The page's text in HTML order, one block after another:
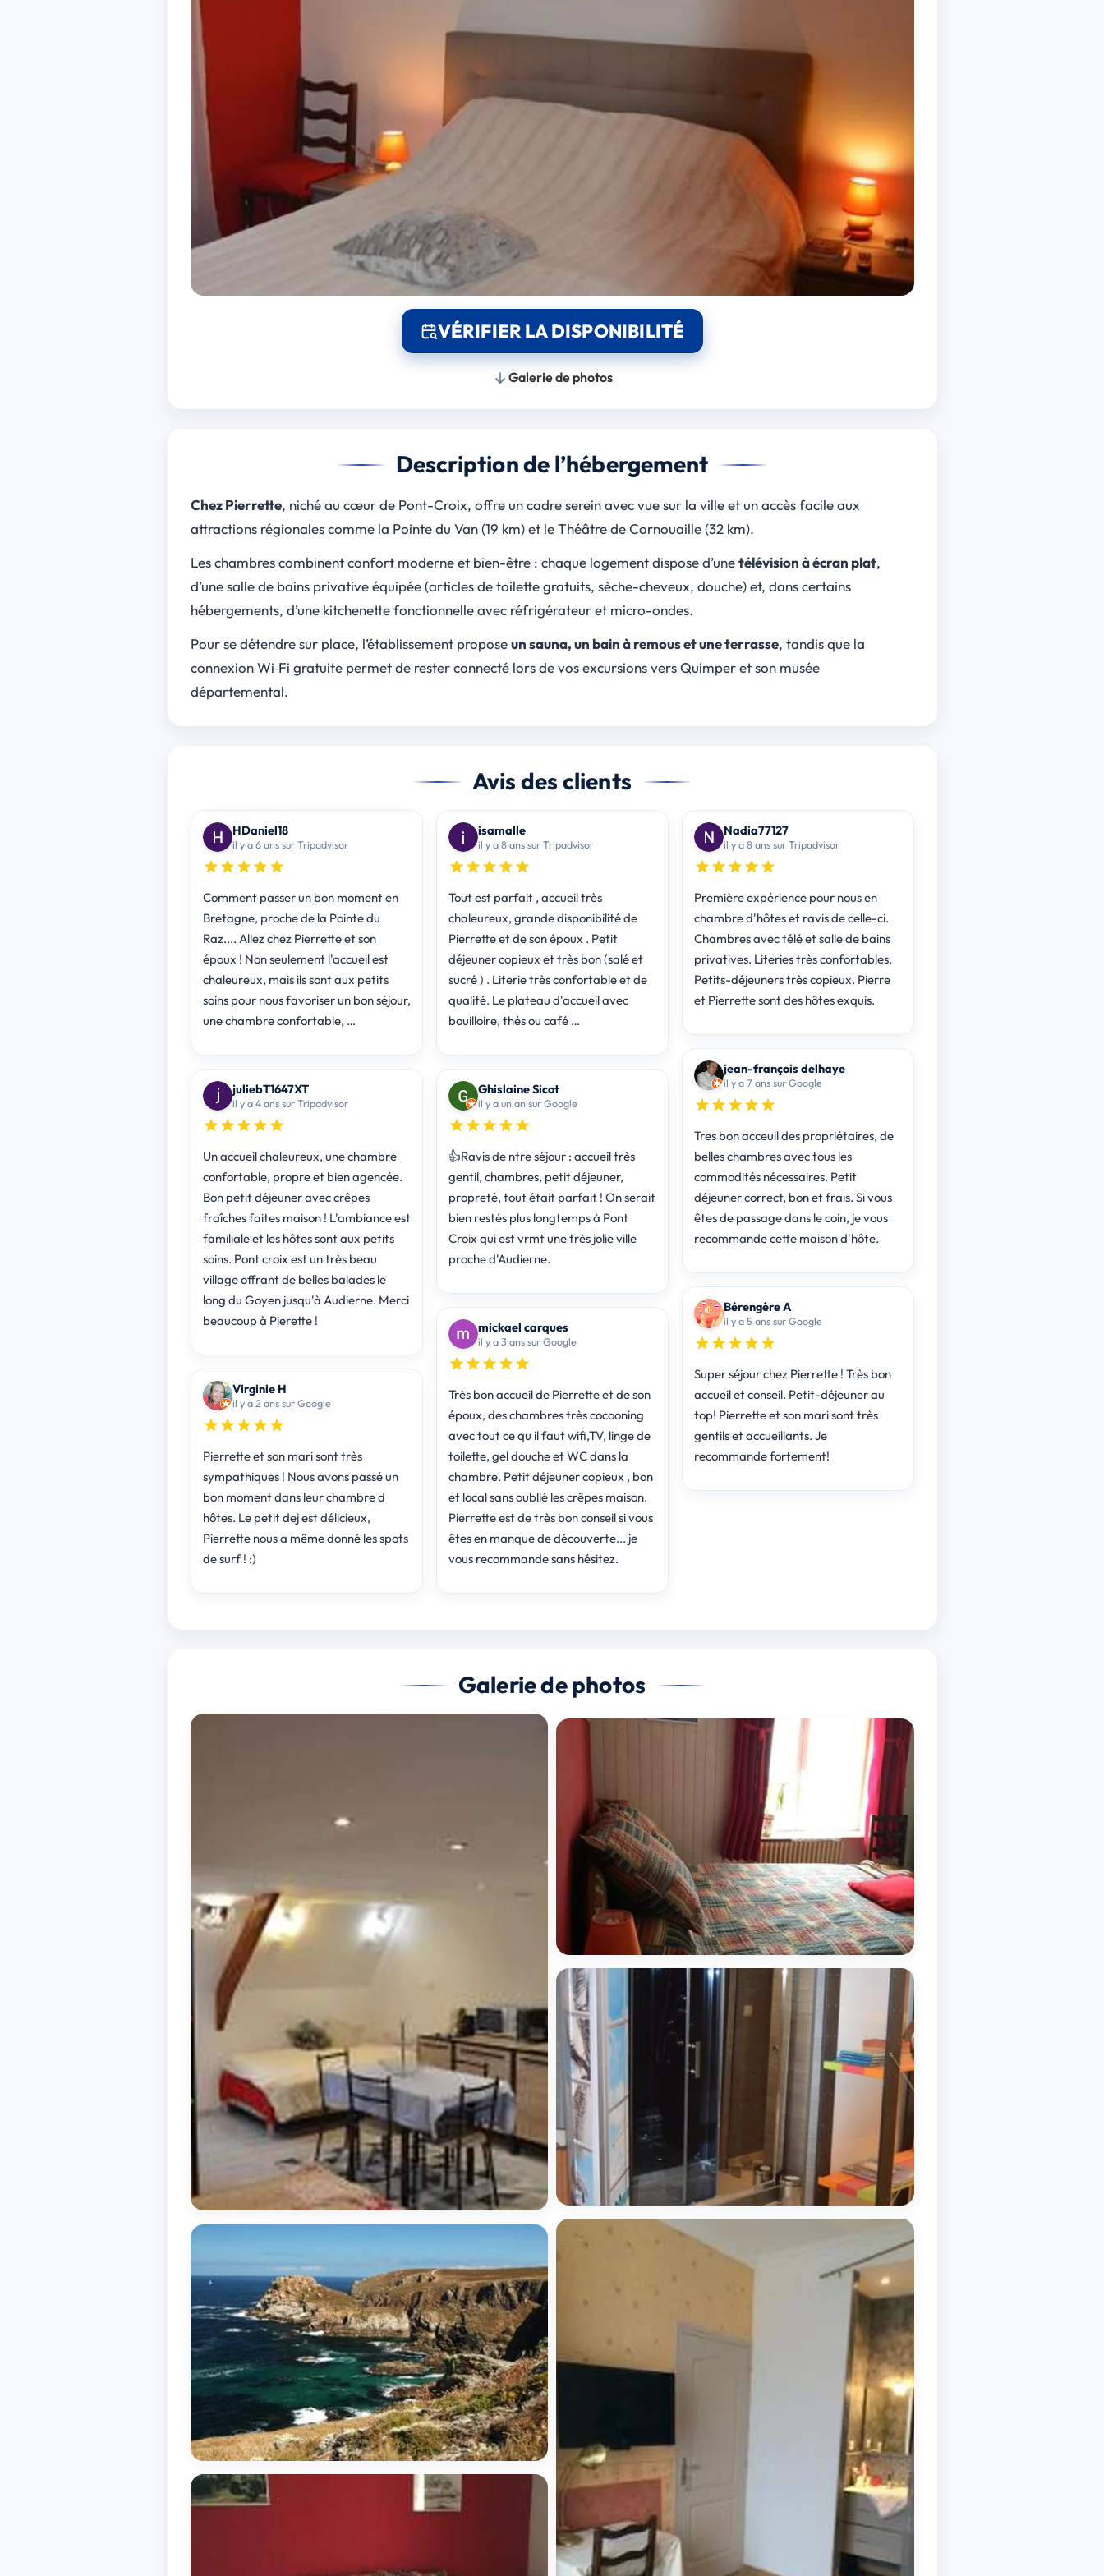
VÉRIFIER LA DISPONIBILITÉ
Galerie de photos
Description de l’hébergement
Chez Pierrette, niché au cœur de Pont-Croix, offre un cadre serein avec vue sur la ville et un accès facile aux
attractions régionales comme la Pointe du Van (19 km) et le Théâtre de Cornouaille (32 km).
Les chambres combinent confort moderne et bien-être : chaque logement dispose d’unetélévision à écran plat,
d’une salle de bains privative équipée (articles de toilette gratuits, sèche-cheveux, douche) et, dans certains
hébergements, d’une kitchenette fonctionnelle avec réfrigérateur et micro-ondes.
Pour se détendre sur place, l’établissement proposeun sauna, un bain à remous et une terrasse, tandis que la
connexion Wi‑Fi gratuite permet de rester connecté lors de vos excursions vers Quimper et son musée
départemental.
Avis des clients
HDaniel18
il y a 6 ans sur Tripadvisor
Comment passer un bon moment en
Bretagne, proche de la Pointe du
Raz.... Allez chez Pierrette et son
époux ! Non seulement l'accueil est
chaleureux, mais ils sont aux petits
soins pour nous favoriser un bon séjour,
une chambre confortable, …
juliebT1647XT
il y a 4 ans sur Tripadvisor
Un accueil chaleureux, une chambre
confortable, propre et bien agencée.
Bon petit déjeuner avec crêpes
fraîches faites maison ! L'ambiance est
familiale et les hôtes sont aux petits
soins. Pont croix est un très beau
village offrant de belles balades le
long du Goyen jusqu'à Audierne. Merci
beaucoup à Pierette !
Virginie H
il y a 2 ans sur Google
Pierrette et son mari sont très
sympathiques ! Nous avons passé un
bon moment dans leur chambre d
hôtes. Le petit dej est délicieux,
Pierrette nous a même donné les spots
de surf ! :)
isamalle
il y a 8 ans sur Tripadvisor
Tout est parfait , accueil très
chaleureux, grande disponibilité de
Pierrette et de son époux . Petit
déjeuner copieux et très bon (salé et
sucré ) . Literie très confortable et de
qualité. Le plateau d'accueil avec
bouilloire, thés ou café …
Ghislaine Sicot
il y a un an sur Google
👍Ravis de ntre séjour : accueil très
gentil, chambres, petit déjeuner,
propreté, tout était parfait ! On serait
bien restés plus longtemps à Pont
Croix qui est vrmt une très jolie ville
proche d'Audierne.
mickael carques
il y a 3 ans sur Google
Très bon accueil de Pierrette et de son
époux, des chambres très cocooning
avec tout ce qu il faut wifi,TV, linge de
toilette, gel douche et WC dans la
chambre. Petit déjeuner copieux , bon
et local sans oublié les crêpes maison.
Pierrette est de très bon conseil si vous
êtes en manque de découverte... je
vous recommande sans hésitez.
Nadia77127
il y a 8 ans sur Tripadvisor
Première expérience pour nous en
chambre d'hôtes et ravis de celle-ci.
Chambres avec télé et salle de bains
privatives. Literies très confortables.
Petits-déjeuners très copieux. Pierre
et Pierrette sont des hôtes exquis.
jean-françois delhaye
il y a 7 ans sur Google
Tres bon acceuil des propriétaires, de
belles chambres avec tous les
commodités nécessaires. Petit
déjeuner correct, bon et frais. Si vous
êtes de passage dans le coin, je vous
recommande cette maison d'hôte.
Bérengère A
il y a 5 ans sur Google
Super séjour chez Pierrette ! Très bon
accueil et conseil. Petit-déjeuner au
top! Pierrette et son mari sont très
gentils et accueillants. Je
recommande fortement!
Galerie de photos